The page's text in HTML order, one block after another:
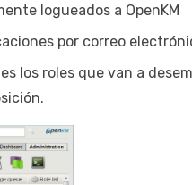
logueados a OpenKM
por correo
los roles que van a